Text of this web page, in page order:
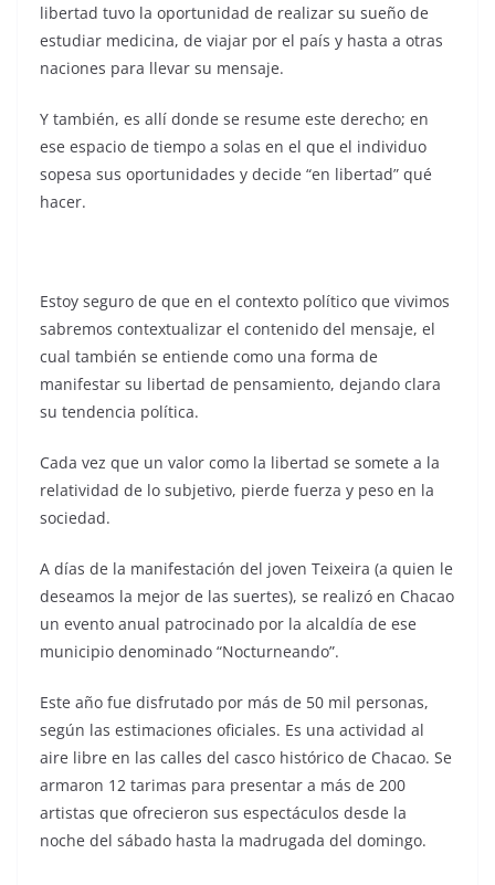
libertad tuvo la oportunidad de realizar su sueño de
estudiar medicina, de viajar por el país y hasta a otras
naciones para llevar su mensaje.
Y también, es allí donde se resume este derecho; en
ese espacio de tiempo a solas en el que el individuo
sopesa sus oportunidades y decide “en libertad” qué
hacer.
Estoy seguro de que en el contexto político que vivimos
sabremos contextualizar el contenido del mensaje, el
cual también se entiende como una forma de
manifestar su libertad de pensamiento, dejando clara
su tendencia política.
Cada vez que un valor como la libertad se somete a la
relatividad de lo subjetivo, pierde fuerza y peso en la
sociedad.
A días de la manifestación del joven Teixeira (a quien le
deseamos la mejor de las suertes), se realizó en Chacao
un evento anual patrocinado por la alcaldía de ese
municipio denominado “Nocturneando”.
Este año fue disfrutado por más de 50 mil personas,
según las estimaciones oficiales. Es una actividad al
aire libre en las calles del casco histórico de Chacao. Se
armaron 12 tarimas para presentar a más de 200
artistas que ofrecieron sus espectáculos desde la
noche del sábado hasta la madrugada del domingo.